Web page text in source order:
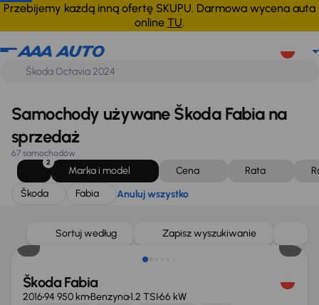
Przebijemy każdą inną ofertę SKUPU. Darmowa wycena auta
online TU.
Škoda Fabia Anuluj wszystko
Samochody używane Škoda Fabia na
sprzedaż
67 samochodów
2
Marka i model Cena Rata
Škoda
Fabia Anuluj wszystko
Sortuj według Zapisz wyszukiwanie
Škoda Fabia
201694 950 kmBenzyna1.2 TSI66 kW